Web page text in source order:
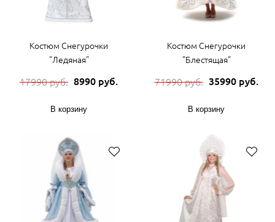
Костюм Снегурочки
"Ледяная"
17990 руб. 8990 руб.
В корзину
Костюм Снегурочки
"Блестящая"
71990 руб. 35990 руб.
В корзину